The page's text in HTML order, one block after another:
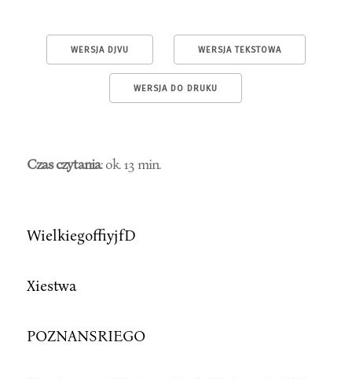
WERSJA DJVU WERSJA TEKSTOWA
WERSJA DO DRUKU
Czas czytania: ok. 13 min.
WielkiegoffiyjfD
Xiestwa
POZNANSRIEGO